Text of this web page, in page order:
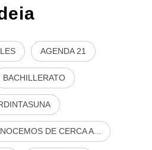
AGENDA 21
BACHILLERATO
DE CERCA A...